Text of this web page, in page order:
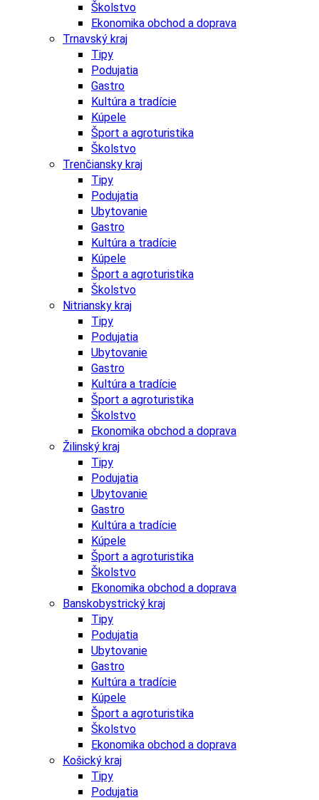
Školstvo
Ekonomika obchod a doprava
Trnavský kraj
Tipy
Podujatia
Gastro
Kultúra a tradície
Kúpele
Šport a agroturistika
Školstvo
Trenčiansky kraj
Tipy
Podujatia
Ubytovanie
Gastro
Kultúra a tradície
Kúpele
Šport a agroturistika
Školstvo
Nitriansky kraj
Tipy
Podujatia
Ubytovanie
Gastro
Kultúra a tradície
Šport a agroturistika
Školstvo
Ekonomika obchod a doprava
Žilinský kraj
Tipy
Podujatia
Ubytovanie
Gastro
Kultúra a tradície
Kúpele
Šport a agroturistika
Školstvo
Ekonomika obchod a doprava
Banskobystrický kraj
Tipy
Podujatia
Ubytovanie
Gastro
Kultúra a tradície
Kúpele
Šport a agroturistika
Školstvo
Ekonomika obchod a doprava
Košický kraj
Tipy
Podujatia